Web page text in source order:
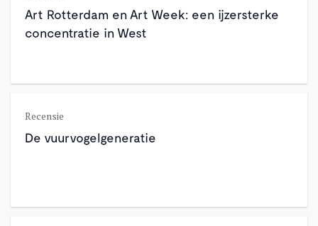
Art Rotterdam en Art Week: een ijzersterke
concentratie in West
Recensie
De vuurvogelgeneratie